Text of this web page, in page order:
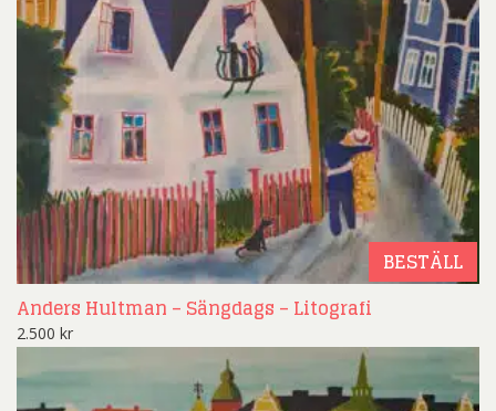
BESTÄLL
Anders Hultman – Sängdags – Litografi
2.500 kr